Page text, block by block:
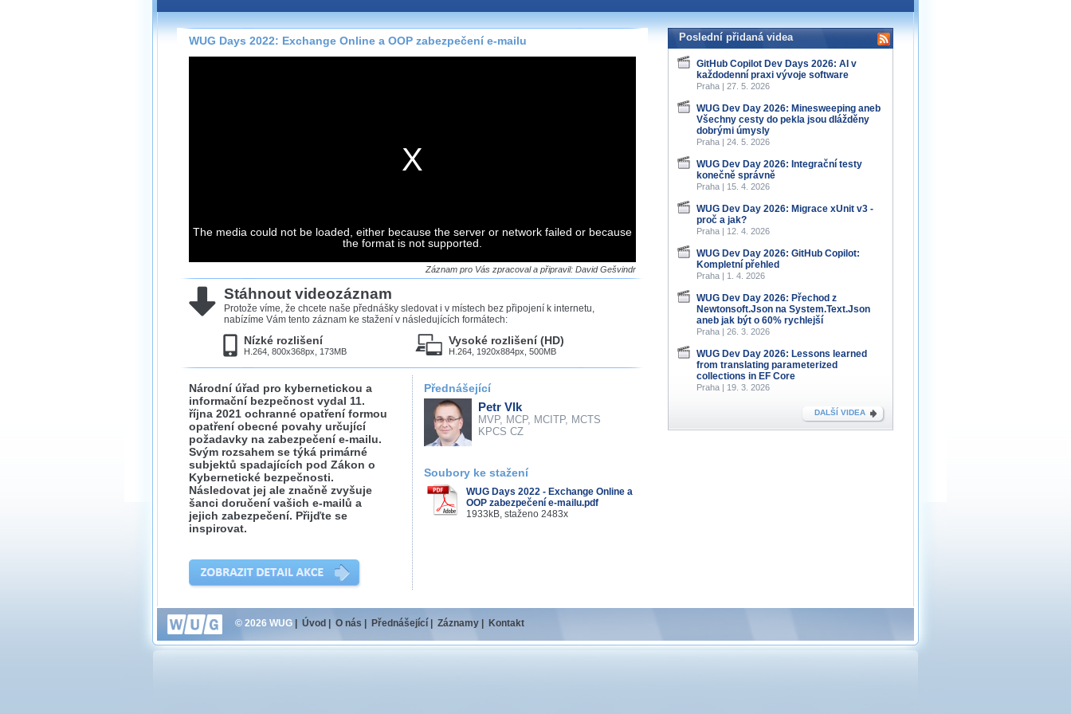
Záznamy na našem webu můžete pohodlně sledovat
přímo na stránce s využitím našehoHTML 5nebo
Silverlightpřehrávače.
neumožňuje, proto umožňujeme stahování vybraných
Velmi staré záznamy máme historicky uložené
ve formátu, který není vhodný pro stahování,
proto je ke stažení nenabízíme.
WUG Days 2022: Exchange Online a OOP zabezpečení e-mailu
The media could not be loaded, either because the server or network failed or because
the format is not supported.
Záznam pro Vás zpracoval a připravil: David Gešvindr
Stáhnout videozáznam
Protože víme, že chcete naše přednášky sledovat i v místech bez připojení k internetu,
nabízíme Vám tento záznam ke stažení v následujících formátech:
Nízké rozlišení
H.264, 800x368px, 173MB
Vysoké rozlišení (HD)
H.264, 1920x884px, 500MB
Národní úřad pro kybernetickou a
informační bezpečnost vydal 11.
října 2021 ochranné opatření formou
opatření obecné povahy určující
požadavky na zabezpečení e-mailu.
Svým rozsahem se týká primárné
subjektů spadajících pod Zákon o
Kybernetické bezpečnosti.
Následovat jej ale značně zvyšuje
šanci doručení vašich e-mailů a
jejich zabezpečení. Přijďte se
inspirovat.
Přednášející
Petr Vlk
MVP, MCP, MCITP, MCTS
KPCS CZ
Soubory ke stažení
WUG Days 2022 - Exchange Online a
OOP zabezpečení e-mailu.pdf
1933kB, staženo 2483x
Poslední přidaná videa
GitHub Copilot Dev Days 2026: AI v
každodenní praxi vývoje software
Praha | 27. 5. 2026
WUG Dev Day 2026: Minesweeping aneb
Všechny cesty do pekla jsou dlážděny
dobrými úmysly
Praha | 24. 5. 2026
WUG Dev Day 2026: Integrační testy
konečně správně
Praha | 15. 4. 2026
WUG Dev Day 2026: Migrace xUnit v3 -
proč a jak?
Praha | 12. 4. 2026
WUG Dev Day 2026: GitHub Copilot:
Kompletní přehled
Praha | 1. 4. 2026
WUG Dev Day 2026: Přechod z
Newtonsoft.Json na System.Text.Json
aneb jak být o 60% rychlejší
Praha | 26. 3. 2026
WUG Dev Day 2026: Lessons learned
from translating parameterized
collections in EF Core
Praha | 19. 3. 2026
DALŠÍ VIDEA
© 2026 WUG Úvod O nás Přednášející Záznamy Kontakt